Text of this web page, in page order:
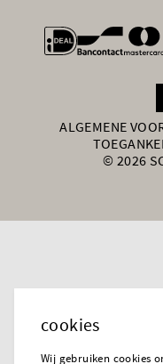
ALGEMENE
© 2026
cookies
Wij gebruiken cookies